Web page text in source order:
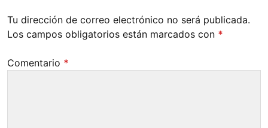
Tu dirección de correo electrónico no será publicada.
Los campos obligatorios están marcados con *
Comentario *